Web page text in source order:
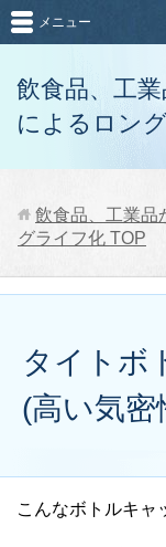
飲食品、工
によるロン
メニュー
飲食品、工業品
グライフ化 TOP
タイトボ
(高い気密
こんなボトルキャ